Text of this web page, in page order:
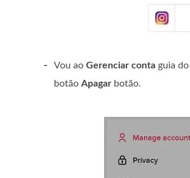
- Vou ao Gerenciar conta guia
botão Apagar botão.